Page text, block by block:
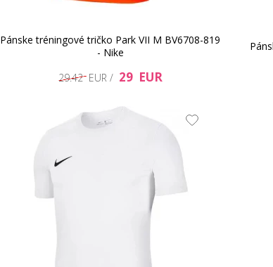
Pánske tréningové tričko Park VII M BV6708-819
- Nike
29.42 EUR / 29 EUR